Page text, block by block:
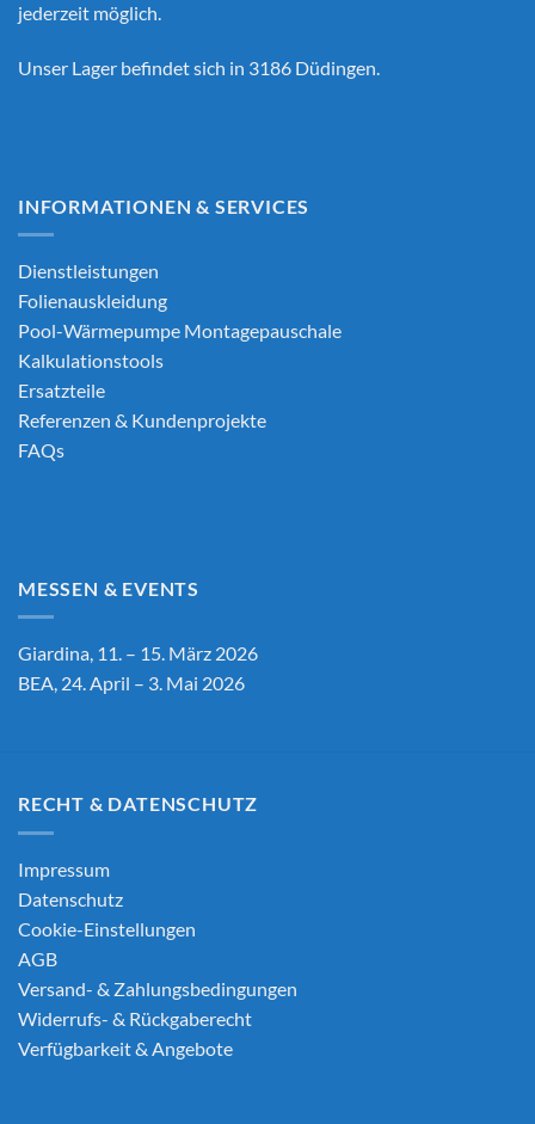
jederzeit möglich.
Unser Lager befindet sich in 3186 Düdingen.
INFORMATIONEN & SERVICES
Dienstleistungen
Folienauskleidung
Pool-Wärmepumpe Montagepauschale
Kalkulationstools
Ersatzteile
Referenzen & Kundenprojekte
FAQs
MESSEN & EVENTS
Giardina, 11. – 15. März 2026
BEA, 24. April – 3. Mai 2026
RECHT & DATENSCHUTZ
Impressum
Datenschutz
Cookie-Einstellungen
AGB
Versand- & Zahlungsbedingungen
Widerrufs- & Rückgaberecht
Verfügbarkeit & Angebote